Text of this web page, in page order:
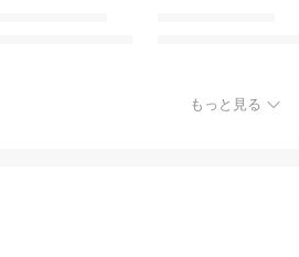
もっと見る